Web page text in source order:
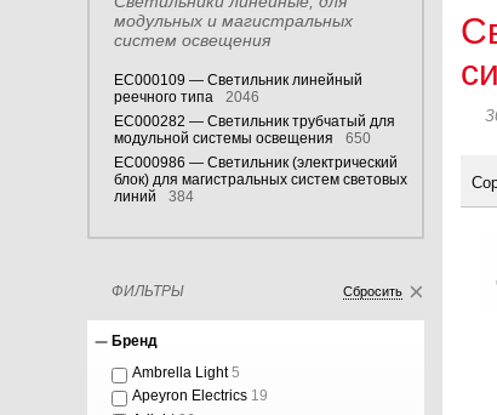
модульных и магистральных
систем освещения
EC000109 — Светильник линейный
реечного типа
2046
EC000282 — Светильник трубчатый для
модульной системы освещения
650
EC000986 — Светильник (электрический
блок) для магистральных систем световых
линий
384
ФИЛЬТРЫ Сбросить
Бренд
Ambrella Light5
Apeyron Electrics 19